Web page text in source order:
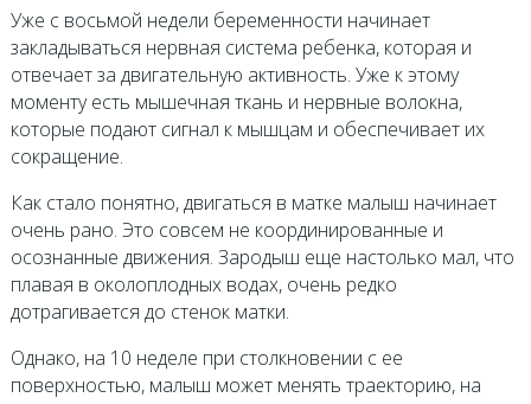
Уже с восьмой недели беременности начинает
закладываться нервная система ребенка, которая и
отвечает за двигательную активность. Уже к этому
моменту есть мышечная ткань и нервные волокна,
которые подают сигнал к мышцам и обеспечивает их
сокращение.
Как стало понятно, двигаться в матке малыш начинает
очень рано. Это совсем не координированные и
осознанные движения. Зародыш еще настолько мал, что
плавая в околоплодных водах, очень редко
дотрагивается до стенок матки.
Однако, на 10 неделе при столкновении с ее
поверхностью, малыш может менять траекторию, на